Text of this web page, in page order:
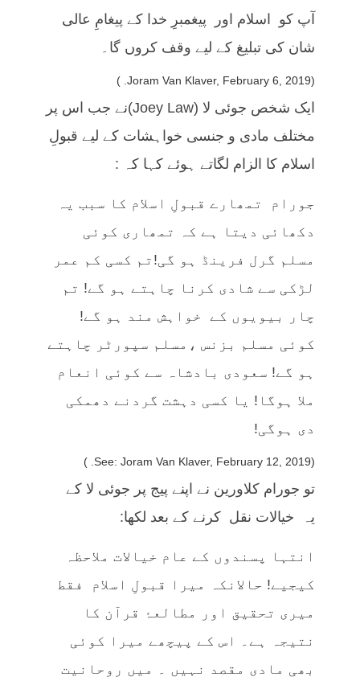
آپ کو اسلام اور پیغمبرِ خدا کے پیغامِ عالی
شان کی تبلیغ کے لیے وقف کروں گا۔
(Joram Van Klaver, February 6, 2019. )
ایک شخص جوئی لا (Joey Law)نے جب اس پر
مختلف مادی و جنسی خواہشات کے لیے قبولِ
اسلام کا الزام لگاتے ہوئے کہا کہ :
جورام تمھارے قبولِ اسلام کا سبب یہ
دکھائی دیتا ہے کہ تمھاری کوئی
مسلم گرل فرینڈ ہو گی!تم کسی کم عمر
لڑکی سے شادی کرنا چاہتے ہو گے! تم
چار بیویوں کے خواہش مند ہو گے!
کوئی مسلم بزنس ،مسلم سپورٹر چاہتے
ہو گے! سعودی بادشاہ سے کوئی انعام
ملا ہوگا! یا کسی دہشت گردنے دھمکی
دی ہوگی!
(See: Joram Van Klaver, February 12, 2019. )
تو جورام کلاورین نے اپنے پیج پر جوئی لا کے
یہ خیالات نقل کرنے کے بعد لکھا:
انتہا پسندوں کے عام خیالات ملاحظہ
کیجیے! حالانکہ میرا قبولِ اسلام فقط
میری تحقیق اور مطالعۂ قرآن کا
نتیجہ ہے۔ اس کے پیچھے میرا کوئی
بھی مادی مقصد نہیں ۔ میں روحانیت